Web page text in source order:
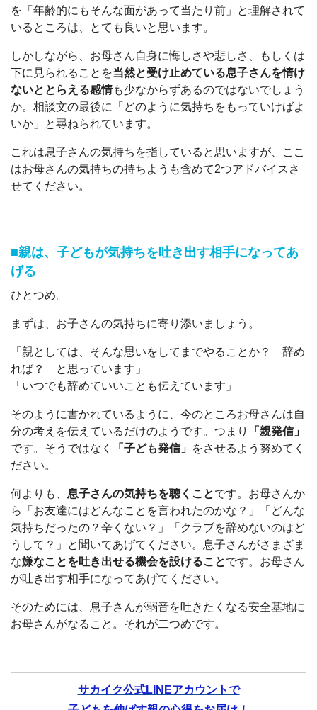
を「年齢的にもそんな面があって当たり前」と理解されて
いるところは、とても良いと思います。
しかしながら、お母さん自身に悔しさや悲しさ、もしくは
下に見られることを当然と受け止めている息子さんを情け
ないととらえる感情も少なからずあるのではないでしょう
か。相談文の最後に「どのように気持ちをもっていけばよ
いか」と尋ねられています。
これは息子さんの気持ちを指していると思いますが、ここ
はお母さんの気持ちの持ちようも含めて2つアドバイスさ
せてください。
■親は、子どもが気持ちを吐き出す相手になってあ
げる
ひとつめ。
まずは、お子さんの気持ちに寄り添いましょう。
「親としては、そんな思いをしてまでやることか？ 辞め
れば？ と思っています」
「いつでも辞めていいことも伝えています」
そのように書かれているように、今のところお母さんは自
分の考えを伝えているだけのようです。つまり
「親発信」
です。そうではなく
「子ども発信」 をさせるよう努めてく
ださい。
何よりも、 息子さんの気持ちを聴くことです。お母さんか
ら「お友達にはどんなことを言われたのかな？」「どんな
気持ちだったの？辛くない？」「クラブを辞めないのはど
うして？」と聞いてあげてください。息子さんがさまざま
な嫌なことを吐き出せる機会を設けることです。お母さん
が吐き出す相手になってあげてください。
そのためには、息子さんが弱音を吐きたくなる安全基地に
お母さんがなること。それが二つめです。
サカイク公式LINEアカウントで